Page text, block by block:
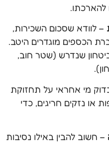
להארכתו.
– לוודא שסכום השכירות,
הכספים מוגדרים היטב.
שנדרש (שטר חוב,
מי אחראי על תחזוקת
או נזקים חריגים, כדי
– חשוב להבין באילו נסיבות